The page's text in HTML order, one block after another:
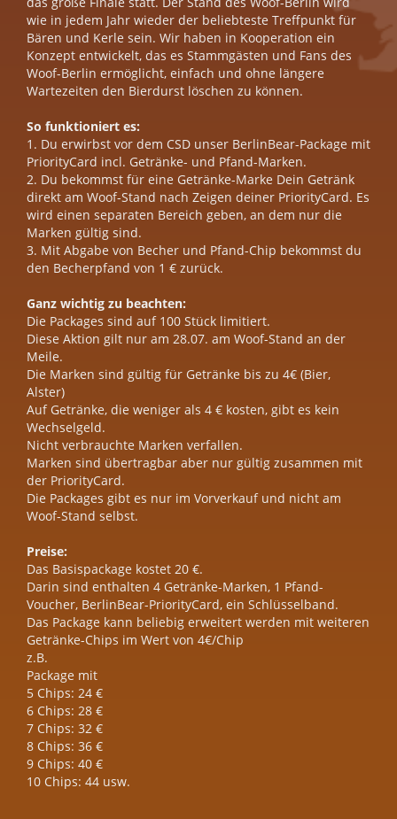
wie in jedem Jahr wieder der beliebteste Treffpunkt für
Bären und Kerle sein. Wir haben in Kooperation ein
Konzept entwickelt, das es Stammgästen und Fans des
Woof-Berlin ermöglicht, einfach und ohne längere
Wartezeiten den Bierdurst löschen zu können.
So funktioniert es:
1. Du erwirbst vor dem CSD unser BerlinBear-Package mit
PriorityCard incl. Getränke- und Pfand-Marken.
2. Du bekommst für eine Getränke-Marke Dein Getränk
direkt am Woof-Stand nach Zeigen deiner PriorityCard. Es
wird einen separaten Bereich geben, an dem nur die
Marken gültig sind.
3. Mit Abgabe von Becher und Pfand-Chip bekommst du
den Becherpfand von 1 € zurück.
Ganz wichtig zu beachten:
Die Packages sind auf 100 Stück limitiert.
Diese Aktion gilt nur am 28.07. am Woof-Stand an der
Meile.
Die Marken sind gültig für Getränke bis zu 4€ (Bier,
Alster)
Auf Getränke, die weniger als 4 € kosten, gibt es kein
Wechselgeld.
Nicht verbrauchte Marken verfallen.
Marken sind übertragbar aber nur gültig zusammen mit
der PriorityCard.
Die Packages gibt es nur im Vorverkauf und nicht am
Woof-Stand selbst.
Preise:
Das Basispackage kostet 20 €.
Darin sind enthalten 4 Getränke-Marken, 1 Pfand-
Voucher, BerlinBear-PriorityCard, ein Schlüsselband.
Das Package kann beliebig erweitert werden mit weiteren
Getränke-Chips im Wert von 4€/Chip
z.B.
Package mit
5 Chips: 24 €
6 Chips: 28 €
7 Chips: 32 €
8 Chips: 36 €
9 Chips: 40 €
10 Chips: 44 usw.